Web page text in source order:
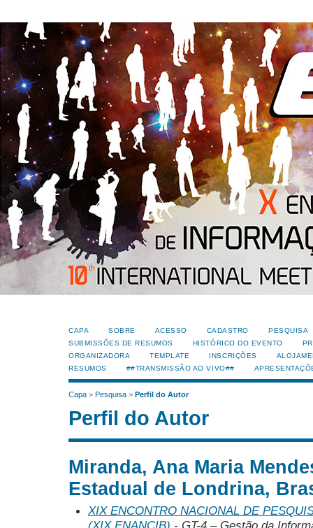
CAPA SOBRE ACESSO CADASTRO
PESQUISA
SUBMISSÕES DE RESUMOS
HISTÓRICO DO EVENTO
ORGANIZADORA
TEMPLATE INSCRIÇÕES
RESUMOS
##TRANSMISSÃO AO VIVO##
Capa > Pesquisa > Perfil do Autor
Perfil do Autor
Miranda, Ana Maria
Estadual de Londrina,
XIX ENCONTRO NACIONAL DE
(XIX ENANCIB) - GT-4 – Gestão da